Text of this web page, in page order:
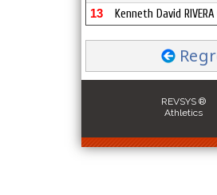
13 Kenneth David
REVSYS ®
Athletics